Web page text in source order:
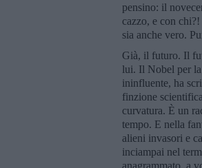
pensino: il
cazzo, e con
sia anche vero.
Già, il futuro. Il
lui. Il Nobel per la
ininfluente, ha
finzione
curvatura. È un
tempo. E nella
alieni invasori e
inciampai nel
anagrammato, a